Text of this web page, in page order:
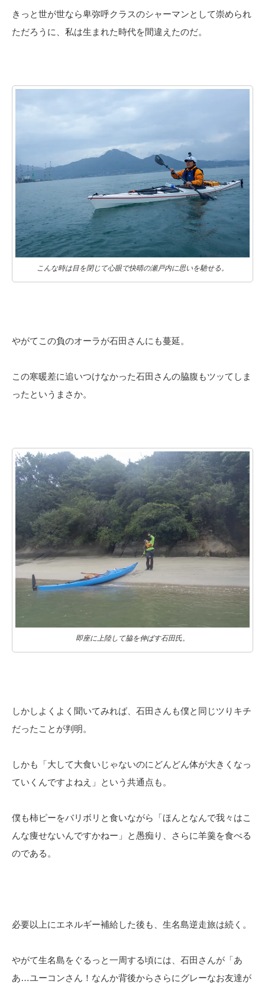
きっと世が世なら卑弥呼クラスのシャーマンとして崇められ
ただろうに、私は生まれた時代を間違えたのだ。
こんな時は目を閉じて心眼で快晴の瀬戸内に思いを馳せる。
やがてこの負のオーラが石田さんにも蔓延。
この寒暖差に追いつけなかった石田さんの脇腹もツッてしま
ったというまさか。
即座に上陸して脇を伸ばす石田氏。
しかしよくよく聞いてみれば、石田さんも僕と同じツりキチ
だったことが判明。
しかも「大して大食いじゃないのにどんどん体が大きくなっ
ていくんですよねえ」という共通点も。
僕も柿ピーをバリボリと食いながら「ほんとなんで我々はこ
んな痩せないんですかねー」と愚痴り、さらに羊羹を食べる
のである。
必要以上にエネルギー補給した後も、生名島逆走旅は続く。
やがて生名島をぐるっと一周する頃には、石田さんが「あ
あ…ユーコンさん！なんか背後からさらにグレーなお友達が